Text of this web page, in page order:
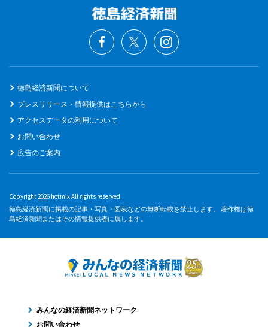
徳島経済新聞について
プレスリリース・情報提供はこちらから
アクセスデータの利用について
お問い合わせ
広告のご案内
Copyright 2026 hotmix All rights reserved.
徳島経済新聞に掲載の記事・写真・図表などの無断転載を禁止します。 著作権は徳
島経済新聞またはその情報提供者に属します。
みんなの経済新聞ネットワーク
お問い合わせ